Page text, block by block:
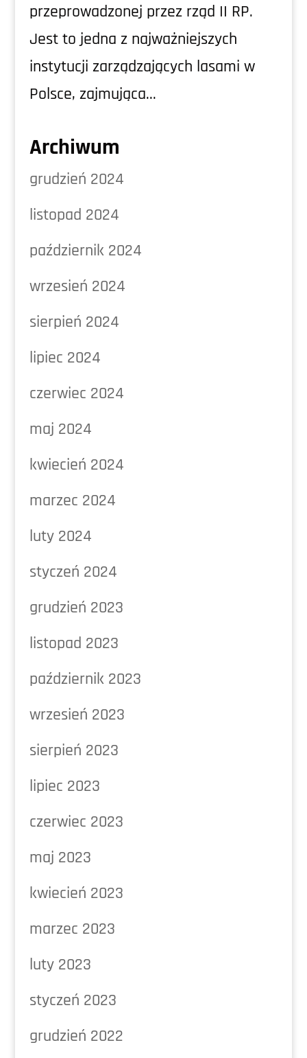
przeprowadzonej przez rząd II RP.
Jest to jedna z najważniejszych
instytucji zarządzających lasami w
Polsce, zajmująca...
Archiwum
grudzień 2024
listopad 2024
październik 2024
wrzesień 2024
sierpień 2024
lipiec 2024
czerwiec 2024
maj 2024
kwiecień 2024
marzec 2024
luty 2024
styczeń 2024
grudzień 2023
listopad 2023
październik 2023
wrzesień 2023
sierpień 2023
lipiec 2023
czerwiec 2023
maj 2023
kwiecień 2023
marzec 2023
luty 2023
styczeń 2023
grudzień 2022